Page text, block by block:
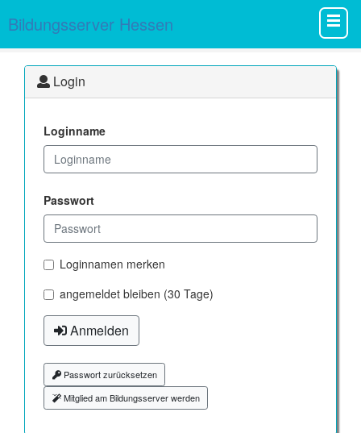
Bildungsserver Hessen
Login
Loginname
Passwort
Loginnamen merken
angemeldet bleiben (30 Tage)
Anmelden
Passwort zurücksetzen
Mitglied am Bildungsserver werden